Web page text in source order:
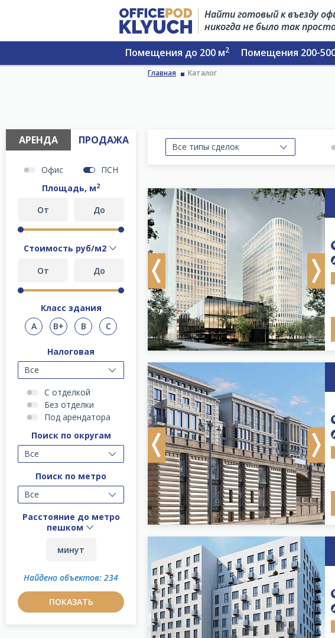
Найти готовый к въезду
никогда не было так
Помещения до 200 м2 Помещения 200-
Главная Каталог
АРЕНДА ПРОДАЖА
Офис
ПСН
Площадь, м2
Стоимость руб/м2
Класс здания
A
B+ B C
Налоговая
Все
С отделкой
Без отделки
Под арендатора
Поиск по округам
Все
Поиск по метро
Все
Расстояние до метро
пешком
Найдено объектов: 234
ПОКАЗАТЬ
Все типы сделок
Previous Next
Previous Next